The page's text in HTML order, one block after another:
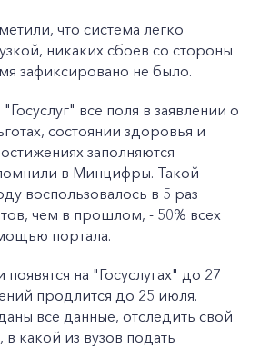
что система легко
никаких сбоев со стороны
зафиксировано не было.
все поля в заявлении о
состоянии здоровья и
заполняются
в Минцифры. Такой
воспользовалось в 5 раз
чем в прошлом, - 50% всех
портала.
на "Госуслугах" до 27
продлится до 25 июля.
все данные, отследить свой
какой из вузов подать